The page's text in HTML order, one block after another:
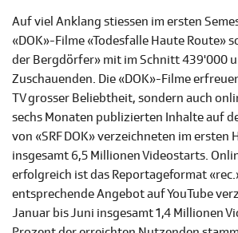
Auf viel Anklang stiessen im ersten
«DOK»-Filme «Todesfalle Haute Route»
der Bergdörfer» mit im Schnitt 439'000
Zuschauenden. Die «DOK»-Filme
TV grosser Beliebtheit, sondern auch
sechs Monaten publizierten Inhalte auf
von «SRF DOK» verzeichneten im ersten
insgesamt 6,5 Millionen Videostarts.
erfolgreich ist das Reportageformat
entsprechende Angebot auf YouTube
Januar bis Juni insgesamt 1,4 Millionen